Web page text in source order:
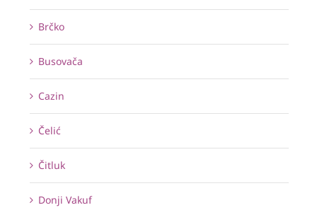
Brčko
Busovača
Cazin
Čelić
Čitluk
Donji Vakuf